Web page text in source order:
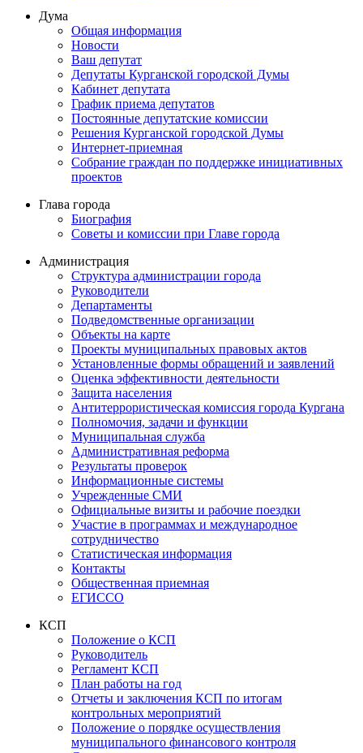
Дума
Общая информация
Новости
Ваш депутат
Депутаты Курганской городской Думы
Кабинет депутата
График приема депутатов
Постоянные депутатские комиссии
Решения Курганской городской Думы
Интернет-приемная
Собрание граждан по поддержке инициативных
проектов
Глава города
Биография
Советы и комиссии при Главе города
Администрация
Структура администрации города
Руководители
Департаменты
Подведомственные организации
Объекты на карте
Проекты муниципальных правовых актов
Установленные формы обращений и заявлений
Оценка эффективности деятельности
Защита населения
Антитеррористическая комиссия города Кургана
Полномочия, задачи и функции
Муниципальная служба
Административная реформа
Результаты проверок
Информационные системы
Учрежденные СМИ
Официальные визиты и рабочие поездки
Участие в программах и международное
сотрудничество
Статистическая информация
Контакты
Общественная приемная
ЕГИССО
КСП
Положение о КСП
Руководитель
Регламент КСП
План работы на год
Отчеты и заключения КСП по итогам
контрольных мероприятий
Положение о порядке осуществления
муниципального финансового контроля